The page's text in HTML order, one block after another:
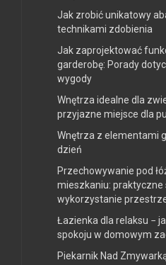
Jak zrobić unikatowy
technikami zdobienia
Jak zaprojektować
garderobę: Porady
wygody
Wnętrza idealne dla
przyjazne miejsce dla
Wnętrza z elementami
dzień
Przechowywanie pod
mieszkaniu: praktyczne
wykorzystanie
Łazienka dla relaksu −
spokoju w domowym
Piekarnik Nad